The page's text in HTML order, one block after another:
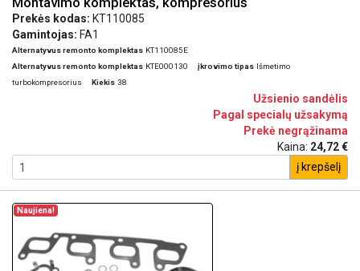
Prekės kodas: KT110085
Gamintojas: FA1
Alternatyvus remonto komplektas KT110085E
Alternatyvus remonto komplektas KTE000130 įkrovimo tipas Išmetimo
turbokompresorius
Kiekis 38
Užsienio sandėlis
Pagal specialų užsakymą
Prekė negrąžinama
Kaina: 24,72 €
į krepšelį
Naujiena!